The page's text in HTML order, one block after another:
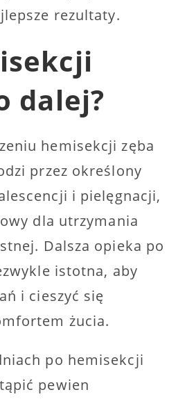
rezultaty.
dalej?
hemisekcji zęba
przez określony
i pielęgnacji,
dla utrzymania
Dalsza opieka po
istotna, aby
i cieszyć się
żucia.
po hemisekcji
pewien